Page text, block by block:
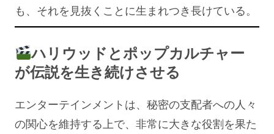
も、それを見抜くことに生まれつき長けている。
ハリウッドとポップカルチャー
が伝説を生き続けさせる
エンターテインメントは、秘密の支配者への人々
の関心を維持する上で、非常に大きな役割を果た